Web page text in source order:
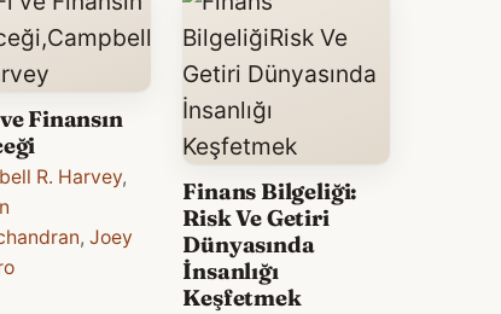
Finansın
R. Harvey,
, Joey
Finans Bilgeliği:
Risk Ve Getiri
Dünyasında
İnsanlığı
Keşfetmek